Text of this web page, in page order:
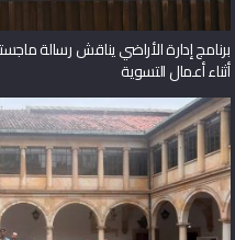
برنامج إدارة الأراضي يناقش رسالة
أثناء أعمال التسوية